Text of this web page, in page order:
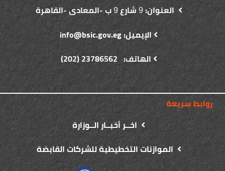
العنوان:9شارع9ب -المعادى -القاهرة
الإيميل: info@bsic.gov.eg
الهاتف: 23786562 (202)
روابط سريعة
اخــر أخبــار الــوزارة
الموازنات التخطيطية للشركات القابضة